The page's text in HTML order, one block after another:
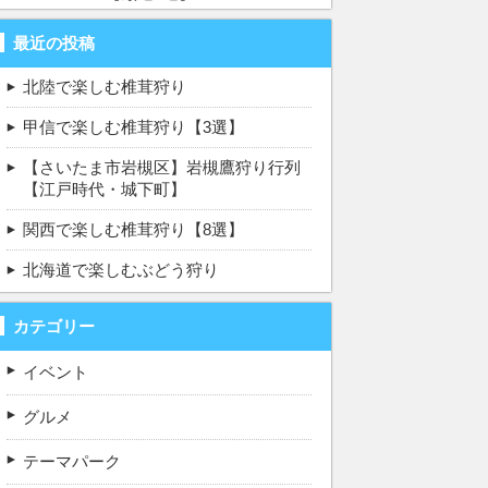
最近の投稿
北陸で楽しむ椎茸狩り
甲信で楽しむ椎茸狩り【3選】
【さいたま市岩槻区】岩槻鷹狩り行列
【江戸時代・城下町】
関西で楽しむ椎茸狩り【8選】
北海道で楽しむぶどう狩り
カテゴリー
イベント
グルメ
テーマパーク